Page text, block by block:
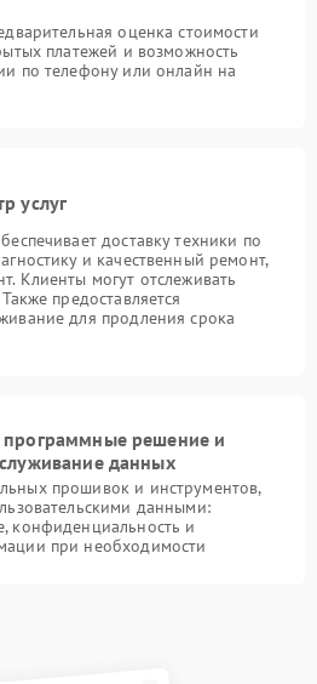
оценка стоимости
платежей и возможность
по телефону или онлайн на
услуг
доставку техники по
и качественный ремонт,
Клиенты могут отслеживать
предоставляется
для продления срока
решение и
данных
прошивок и инструментов,
данными:
конфиденциальность и
при необходимости